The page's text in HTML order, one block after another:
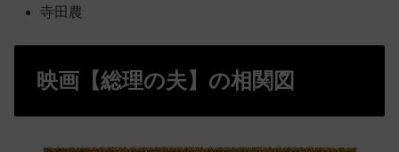
寺田農
映画【総理の夫】の相関図